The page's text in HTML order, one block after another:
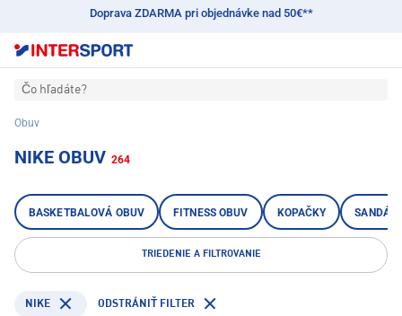
Doprava ZDARMA pri objednávke nad 50€**
Čo hľadáte?
Obuv
NIKE OBUV 264
BASKETBALOVÁ OBUV FITNESS OBUV KOPAČKY
TRIEDENIE A FILTROVANIE
NIKE ODSTRÁNIŤ FILTER